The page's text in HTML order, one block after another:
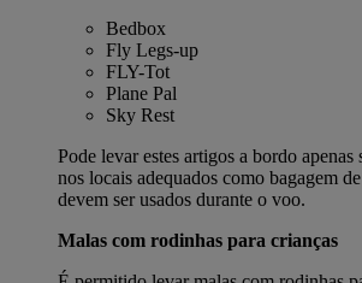
Bedbox
Fly Legs-up
FLY-Tot
Plane Pal
Sky Rest
Pode levar estes artigos a bordo apenas
nos locais adequados como bagagem
devem ser usados durante o voo.
Malas com rodinhas para crianças